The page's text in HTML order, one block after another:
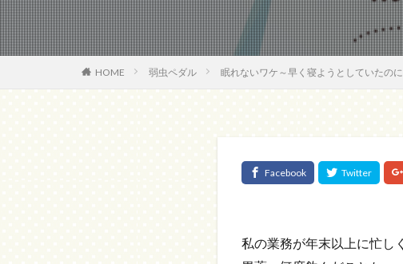
HOME 弱虫ペダル 眠れないワケ～早く寝ようとしていたの
私の業務が年末以上に忙し